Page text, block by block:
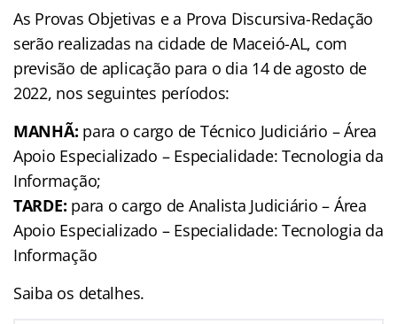
As Provas Objetivas e a Prova Discursiva-Redação
serão realizadas na cidade de Maceió-AL, com
previsão de aplicação para o dia 14 de agosto de
2022, nos seguintes períodos:
MANHÃ: para o cargo de Técnico Judiciário – Área
Apoio Especializado – Especialidade: Tecnologia da
Informação;
TARDE: para o cargo de Analista Judiciário – Área
Apoio Especializado – Especialidade: Tecnologia da
Informação
Saiba os detalhes.